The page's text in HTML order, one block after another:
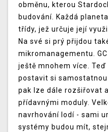
obměnu, kterou
budování. Každá
třídy, jež určuje její
Na své si prý přijdou
mikromanagementu.
ještě mnohem více.
postavit si
pak lze dále rozšiřovat
přídavnými moduly.
navrhování lodí - sami
systémy budou mít,